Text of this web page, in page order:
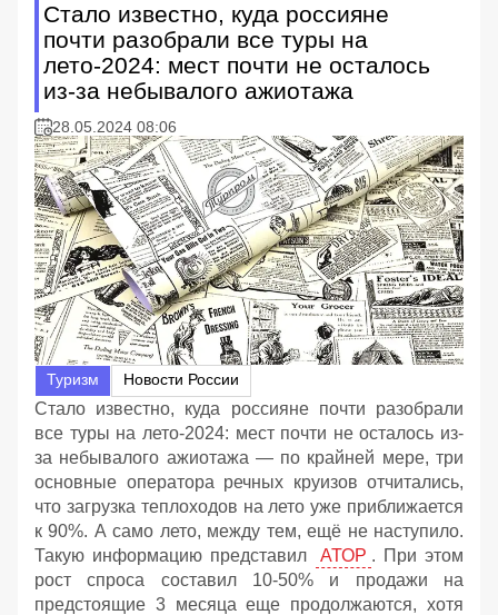
Стало известно, куда россияне
почти разобрали все туры на
лето-2024: мест почти не осталось
из-за небывалого ажиотажа
28.05.2024 08:06
Туризм Новости России
Стало известно, куда россияне почти разобрали
все туры на лето-2024: мест почти не осталось из-
за небывалого ажиотажа — по крайней мере, три
основные оператора речных круизов отчитались,
что загрузка теплоходов на лето уже приближается
к 90%. А само лето, между тем, ещё не наступило.
Такую информацию представил
АТОР . При этом
рост спроса составил 10-50% и продажи на
предстоящие 3 месяца еще продолжаются, хотя